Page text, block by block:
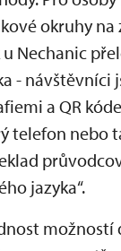
okruhy na
Nechanic
- návštěvníci
a QR
telefon nebo
jazyka“.
možností